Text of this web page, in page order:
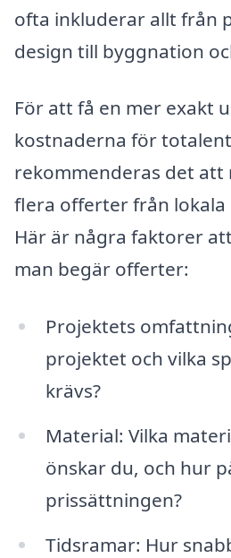
ofta inkluderar allt från
design till byggnation
För att få en mer exakt
kostnaderna för
rekommenderas det att
flera offerter från
Här är några faktorer
man begär offerter:
Projektets
projektet och vilka
krävs?
Material: Vilka
önskar du, och hur
prissättningen?
Tidsramar: Hur